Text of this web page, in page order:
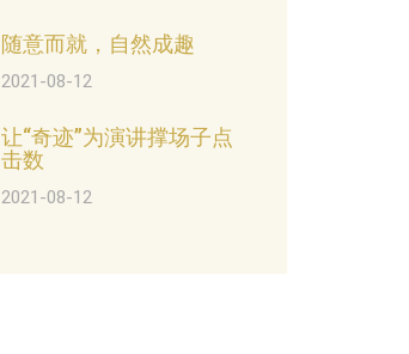
随意而就，自然成趣
2021-08-12
让“奇迹”为演讲撑场子点
击数
2021-08-12